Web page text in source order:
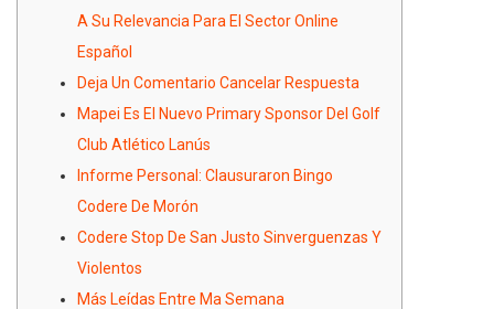
A Su Relevancia Para El Sector Online
Español
Deja Un Comentario Cancelar Respuesta
Mapei Es El Nuevo Primary Sponsor Del Golf
Club Atlético Lanús
Informe Personal: Clausuraron Bingo
Codere De Morón
Codere Stop De San Justo Sinverguenzas Y
Violentos
Más Leídas Entre Ma Semana